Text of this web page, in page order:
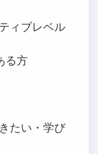
ィブレベル
る方
たい・学び